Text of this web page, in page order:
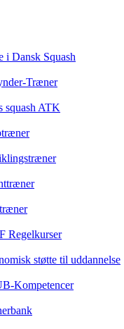
i Dansk Squash
Træner
squash ATK
Regelkurser
støtte til uddannelse
Kompetencer